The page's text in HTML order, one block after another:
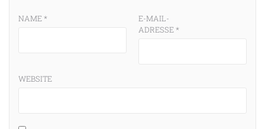
NAME*
E-MAIL-
ADRESSE*
WEBSITE